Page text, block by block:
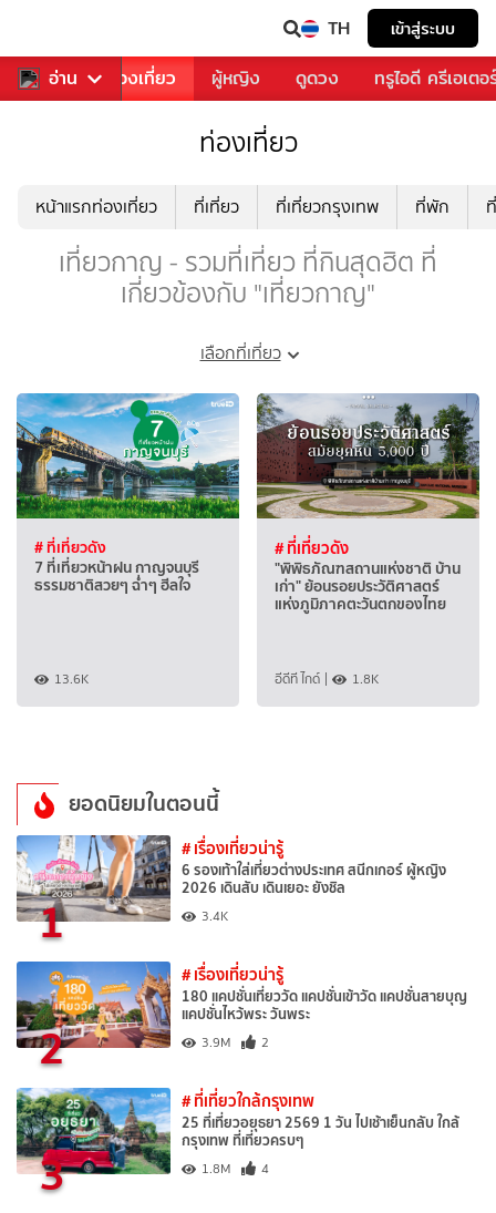
TH เข้าสู่ระบบ
อ่าน
อาหาร ท่องเที่ยว ผู้หญิง ดูดวง ทรูไอดี ครีเอเตอ
ท่องเที่ยว
หน้าแรกท่องเที่ยว ที่เที่ยว ที่เที่ยวกรุงเทพ ที่พัก
เที่ยวกาญ - รวมที่เที่ยว ที่กินสุดฮิต ที่
เกี่ยวข้องกับ "เที่ยวกาญ"
เลือกที่เที่ยว
# ที่เที่ยวดัง
7 ที่เที่ยวหน้าฝน กาญจนบุรี
ธรรมชาติสวยๆ ฉ่ำๆ ฮีลใจ
13.6K
# ที่เที่ยวดัง
"พิพิธภัณฑสถานแห่งชาติ บ้าน
เก่า" ย้อนรอยประวัติศาสตร์
แห่งภูมิภาคตะวันตกของไทย
อีดีที ไกด์ | 1.8K
ยอดนิยมในตอนนี้
1
# เรื่องเที่ยวน่ารู้
6 รองเท้าใส่เที่ยวต่างประเทศ สนีกเกอร์ ผู้หญิง
2026 เดินสับ เดินเยอะ ยังชิล
3.4K
2
# เรื่องเที่ยวน่ารู้
180 แคปชั่นเที่ยววัด แคปชั่นเข้าวัด แคปชั่นสายบุญ
แคปชั่นไหว้พระ วันพระ
3.9M 2
3
# ที่เที่ยวใกล้กรุงเทพ
25 ที่เที่ยวอยุธยา 2569 1 วัน ไปเช้าเย็นกลับ ใกล้
กรุงเทพ ที่เที่ยวครบๆ
1.8M 4